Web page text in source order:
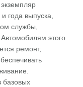
года выпуска,
службы,
этого
ремонт,
базовых